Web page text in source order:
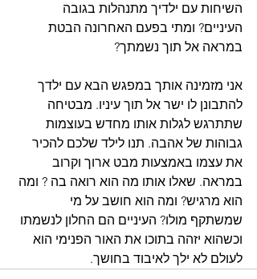
השיחות עם ילדיך מתנהלות בגובה
העיניים? ומתי בפעם האחרונה הבטת
במראה אל תוך נשמתך?
אני מזמינה אותך במפגש הבא עם ילדך
להתבונן לו ישר אל תוך עיניו. מבטיחה
שתתרגש לגלות אותו מחדש בעוצמות
גבוהות של אהבה. תנו לילד שלכם להכיר
את עצמו באמצעות מבט ארוך וקרוב
במראה. שאלו אותו מה הוא רואה בה ? ומה
הוא מרגיש? ומה הוא חושב על מי
שמשתקף מולו? העיניים הם החלון לנשמתו
וכשהוא יזהה בתוכו את האור הפנימי הוא
לעולם לא ילך לאיבוד בחושך.